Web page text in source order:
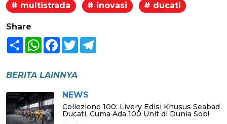
# multistrada
# inovasi # ducati
Share
Share WhatsAppFacebook
Twitter
BERITA LAINNYA
NEWS
Collezione 100: Livery Edisi Khusus Seabad
Ducati, Cuma Ada 100 Unit di Dunia Sob!